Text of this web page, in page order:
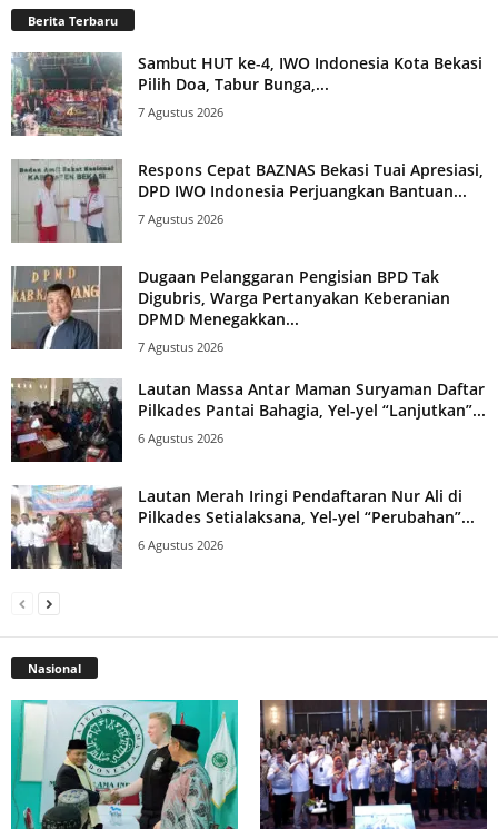
Berita Terbaru
Sambut HUT ke-4, IWO Indonesia Kota Bekasi
Pilih Doa, Tabur Bunga,...
7 Agustus 2026
Respons Cepat BAZNAS Bekasi Tuai Apresiasi,
DPD IWO Indonesia Perjuangkan Bantuan...
7 Agustus 2026
Dugaan Pelanggaran Pengisian BPD Tak
Digubris, Warga Pertanyakan Keberanian
DPMD Menegakkan...
7 Agustus 2026
Lautan Massa Antar Maman Suryaman Daftar
Pilkades Pantai Bahagia, Yel-yel “Lanjutkan”...
6 Agustus 2026
Lautan Merah Iringi Pendaftaran Nur Ali di
Pilkades Setialaksana, Yel-yel “Perubahan”...
6 Agustus 2026
Nasional